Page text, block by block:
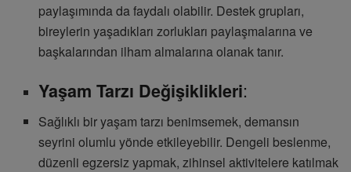
paylaşımında da faydalı olabilir. Destek grupları,
bireylerin yaşadıkları zorlukları paylaşmalarına ve
başkalarından ilham almalarına olanak tanır.
Yaşam Tarzı Değişiklikleri:
Sağlıklı bir yaşam tarzı benimsemek, demansın
seyrini olumlu yönde etkileyebilir. Dengeli beslenme,
düzenli egzersiz yapmak, zihinsel aktivitelere katılmak